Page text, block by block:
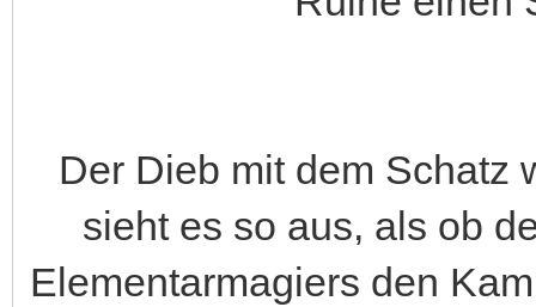
Der Dieb mit dem Schatz
sieht es so aus, als ob
Elementarmagiers den